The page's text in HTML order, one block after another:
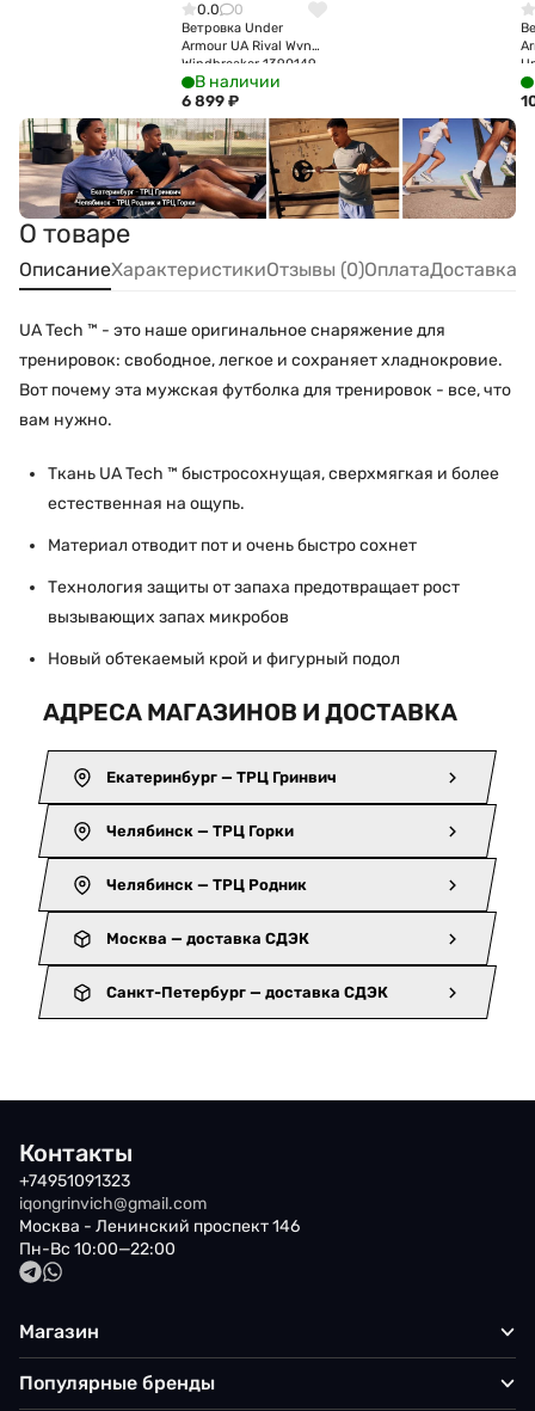
0.0 0
Ветровка Under
Armour UA Rival Wvn
Windbreaker 1390149-
410В наличии
6 899 ₽
О товаре
ОписаниеХарактеристикиОтзывы (0)ОплатаДоставка
UA Tech ™ - это наше оригинальное снаряжение для
тренировок: свободное, легкое и сохраняет хладнокровие.
Вот почему эта мужская футболка для тренировок - все, что
вам нужно.
Ткань UA Tech ™ быстросохнущая, сверхмягкая и более
естественная на ощупь.
Материал отводит пот и очень быстро сохнет
Технология защиты от запаха предотвращает рост
вызывающих запах микробов
Новый обтекаемый крой и фигурный подол
АДРЕСА МАГАЗИНОВ И ДОСТАВКА
Екатеринбург — ТРЦ Гринвич
Челябинск — ТРЦ Горки
Челябинск — ТРЦ Родник
Москва — доставка СДЭК
Санкт-Петербург — доставка СДЭК
Контакты
+74951091323
iqongrinvich@gmail.com
Москва - Ленинский проспект 146
Пн-Вс 10:00—22:00
Магазин
Популярные бренды